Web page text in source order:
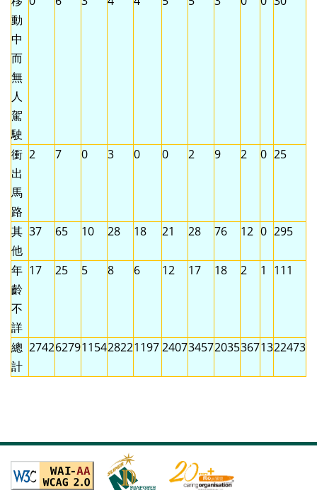
動
中
而
無
人
駕
駛
衝
出
馬
路
2 7 0 3 0 0 2 9 2 0 25
其
他
37 65 10 28 18 21 28 76 12 0 295
年
齡
不
詳
17 25 5 8 6 12 17 18 2 1 111
總
計
274262791154282211972407345720353671322473